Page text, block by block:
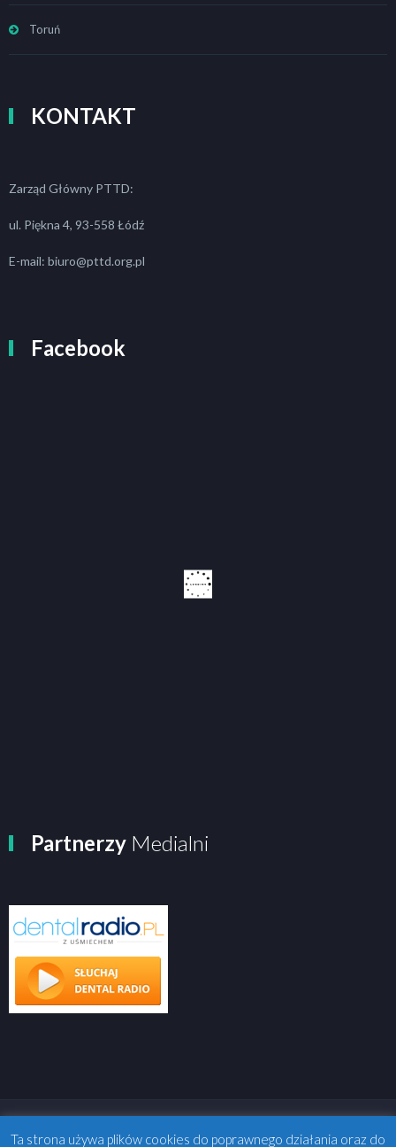
Toruń
KONTAKT
Zarząd Główny PTTD:
ul. Piękna 4, 93-558 Łódź
E-mail: biuro@pttd.org.pl
Facebook
Partnerzy Medialni
Ta strona używa plików cookies do poprawnego działania oraz do